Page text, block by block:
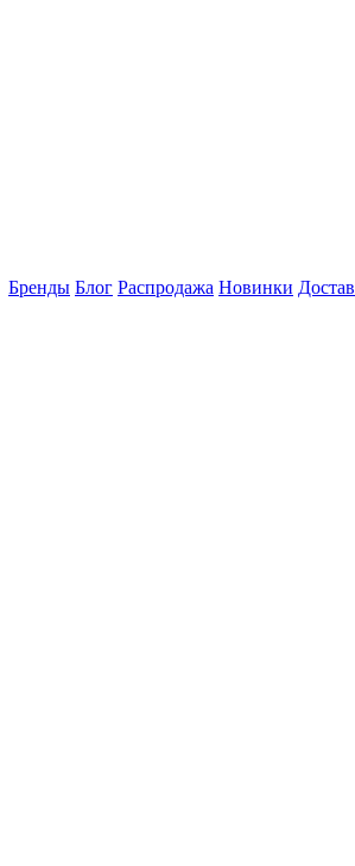
Бренды Блог Распродажа Новинки